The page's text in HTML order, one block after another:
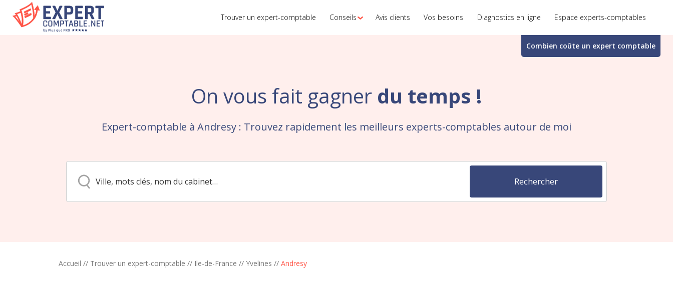
Trouver un expert-comptable Conseils Avis clients Vos besoins Diagnostics en ligne Espace experts-comptables
Combien coûte un expert comptable
On vous fait gagner du temps !
Expert-comptable à Andresy : Trouvez rapidement les meilleurs experts-comptables autour de moi
Accueil // Trouver un expert-comptable // Ile-de-France // Yvelines // Andresy